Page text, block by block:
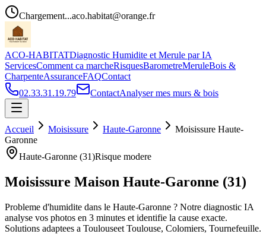
Chargement...aco.habitat@orange.fr
ACO-HABITATDiagnostic Humidite et Merule par IA
ServicesComment ca marcheRisquesBarometreMeruleBois &
CharpenteAssuranceFAQContact
02.33.31.19.79
ContactAnalyser mes murs & bois
Accueil Moisissure Haute-Garonne Moisissure Haute-
Garonne
Haute-Garonne (31)Risque modere
Moisissure Maison Haute-Garonne (31)
Probleme d'humidite dans le Haute-Garonne ? Notre diagnostic IA
analyse vos photos en 3 minutes et identifie la cause exacte.
Solutions adaptees a Toulouseet Toulouse, Colomiers, Tournefeuille.